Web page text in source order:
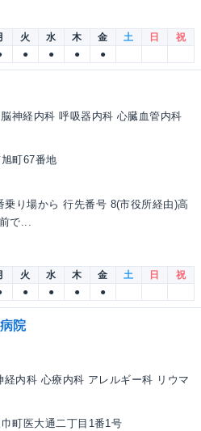
火 水 木 金 土 日
祝
● ● ● ●
神経内科 呼吸器内科 心臓血管内科
町67番地
乗り場から 行先番号 8(市役所経由)高
で...
火 水 木 金 土 日
祝
● ● ● ●
院
内科 心療内科 アレルギー科 リウマ
町医大通二丁目1番1号